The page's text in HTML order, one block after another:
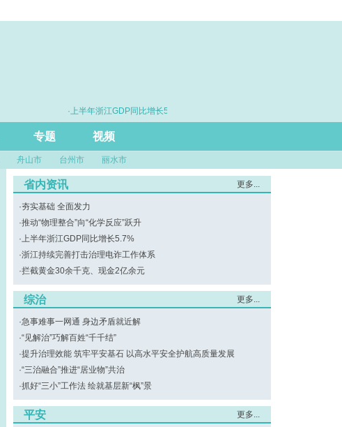
·上半年浙江GDP同比增长5.7%
专题 视频
舟山市 台州市 丽水市
省内资讯 更多...
·夯实基础 全面发力
·推动“物理整合”向“化学反应”跃升
·上半年浙江GDP同比增长5.7%
·浙江持续完善打击治理电诈工作体系
·拦截黄金30余千克、现金2亿余元
综治 更多...
·急事难事一网通 身边矛盾就近解
·“见解治”巧解百姓“千千结”
·提升治理效能 筑牢平安基石 以高水平安全护航高质量发展
·“三治融合”推进“居业物”共治
·抓好“三小”工作法 绘就基层新“枫”景
平安 更多...